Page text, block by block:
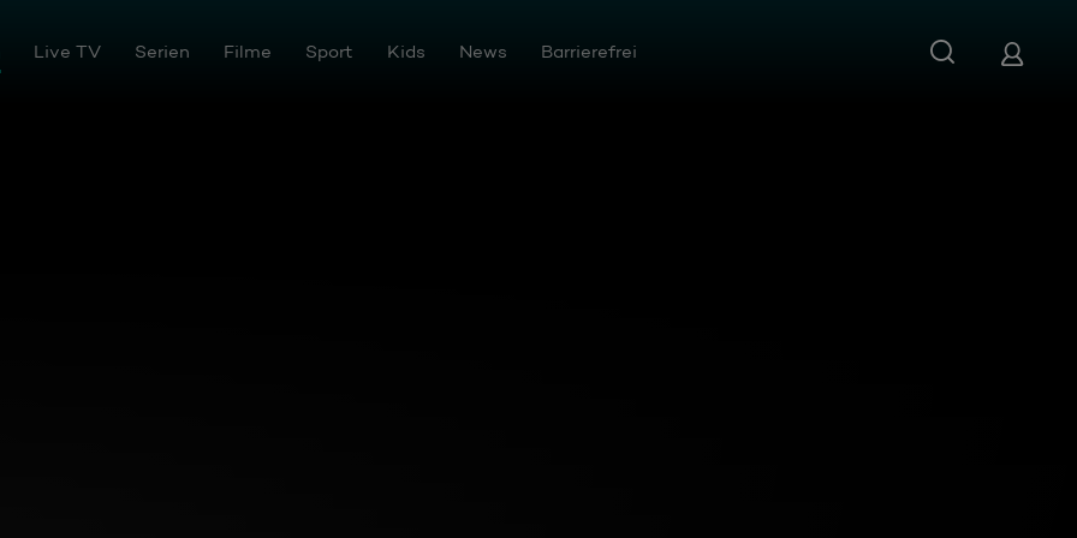
Live TV Serien Filme Sport Kids News Barrierefrei